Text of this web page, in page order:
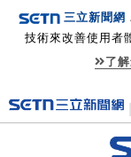
三立新聞網
技術來改善使用者
了